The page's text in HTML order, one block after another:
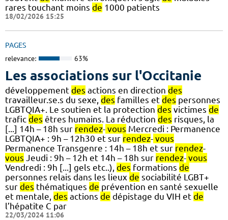
rares touchant moins de 1000 patients
18/02/2026 15:25
PAGES
relevance: 63%
Les associations sur l'Occitanie
développement des actions en direction des
travailleur.se.s du sexe, des familles et des personnes
LGBTQIA+. Le soutien et la protection des victimes de
trafic des êtres humains. La réduction des risques, la
[...] 14h – 18h sur rendez- vous Mercredi : Permanence
LGBTQIA+ : 9h – 12h30 et sur rendez- vous
Permanence Transgenre : 14h – 18h et sur rendez-
vous Jeudi : 9h – 12h et 14h – 18h sur rendez- vous
Vendredi : 9h [...] gels etc..), des formations de
personnes relais dans les lieux de sociabilité LGBT+
sur des thématiques de prévention en santé sexuelle
et mentale, des actions de dépistage du VIH et de
l’hépatite C par
22/03/2024 11:06